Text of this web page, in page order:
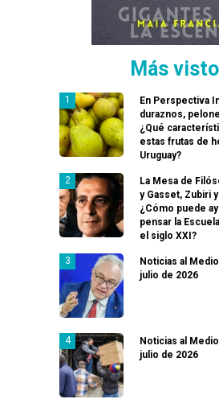
Más
En Perspectiva
duraznos,
¿Qué
estas frutas de
Uruguay?
La Mesa de
y Gasset, Zubiri
¿Cómo puede
pensar la
el siglo XXI?
Noticias al
julio de 2026
Noticias al
julio de 2026